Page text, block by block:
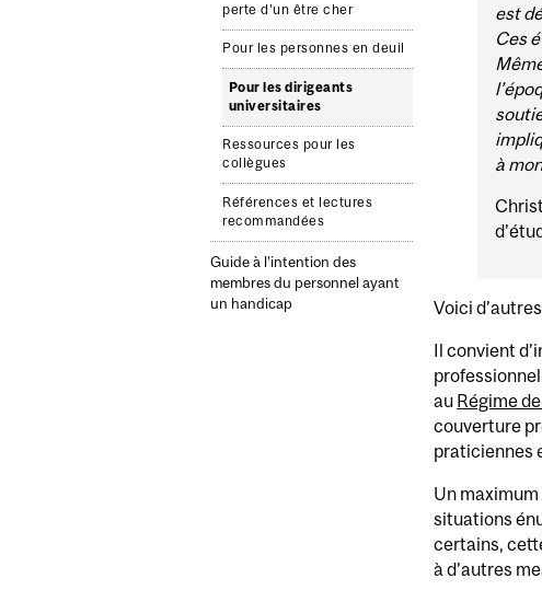
perte d'un être cher
Pour les personnes en deuil
Pour les dirigeants
universitaires
Ressources pour les
collègues
Références et lectures
recommandées
Guide à l’intention des
membres du personnel ayant
un handicap
est
Ces
à
Voici
Il convient
au Régime
couverture
praticiennes
Un maximum
situations
certains,
à d’autres